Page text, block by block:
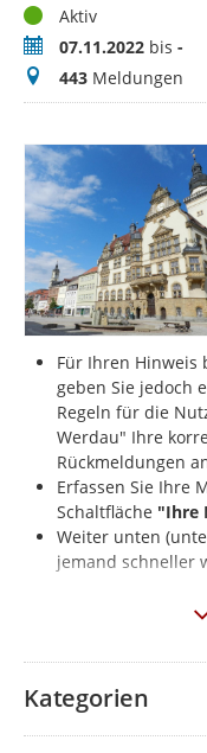
StatusAktiv
Zeitraum07.11.2022 bis -
Meldungen
443 Meldungen
Für Ihren Hinweis
geben Sie jedoch
Regeln für die
Werdau" Ihre
Rückmeldungen
Erfassen Sie Ihre
Schaltfläche "Ihre
Weiter unten
jemand schneller
Hinweis: Erledigte
Beendigung nicht mehr
WICHTIG:
liegen in der
und können über
werden:
Kategorien